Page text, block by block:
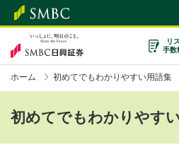
リ
手数
ホーム 初めてでもわかりやすい用語集
初めてでもわかりやす